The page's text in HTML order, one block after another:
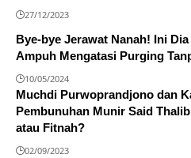
27/12/2023
Bye-bye Jerawat Nanah! Ini Dia
Ampuh Mengatasi Purging
10/05/2024
Muchdi Purwoprandjono dan
Pembunuhan Munir Said
atau Fitnah?
02/09/2023